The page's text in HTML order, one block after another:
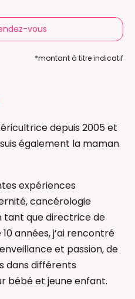
vous
*montant à titre indicatif
depuis 2005 et
également la maman
expériences
cancérologie
tant que directrice de
années, j’ai rencontré
et passion, de
dans différents
bébé et jeune enfant.